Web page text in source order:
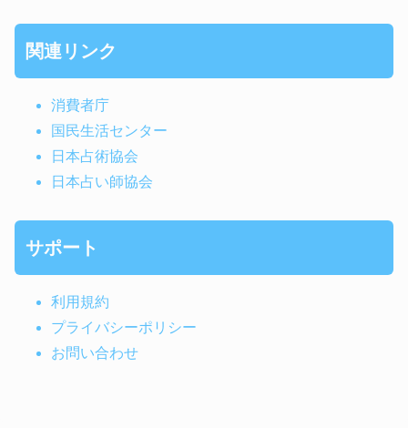
関連リンク
消費者庁
国民生活センター
日本占術協会
日本占い師協会
サポート
利用規約
プライバシーポリシー
お問い合わせ